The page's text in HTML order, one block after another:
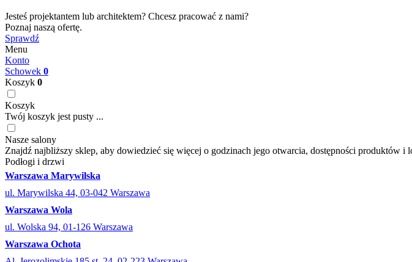
Jesteś projektantem lub architektem? Chcesz pracować z nami?
Poznaj naszą ofertę.
Sprawdź
Menu
Konto
Schowek 0
Koszyk 0
Koszyk
Twój koszyk jest pusty ...
Nasze salony
Znajdź najbliższy sklep, aby dowiedzieć się więcej o godzinach jego otwarcia, dostępności produktów i
Podłogi i drzwi
Warszawa Marywilska
ul. Marywilska 44, 03-042 Warszawa
Warszawa Wola
ul. Wolska 94, 01-126 Warszawa
Warszawa Ochota